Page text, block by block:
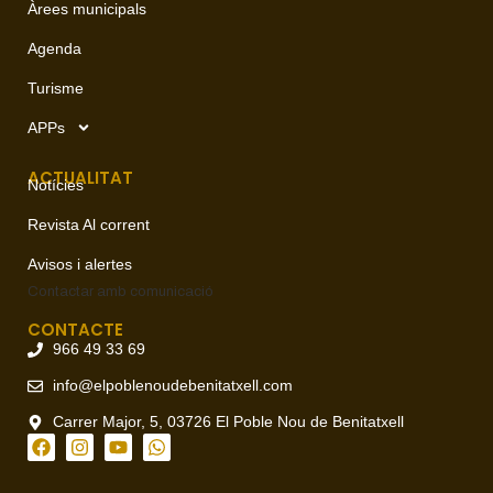
Àrees municipals
Agenda
Turisme
APPs
ACTUALITAT
Notícies
Revista Al corrent
Avisos i alertes
Contactar amb comunicació
CONTACTE
966 49 33 69
info@elpoblenoudebenitatxell.com
Carrer Major, 5, 03726 El Poble Nou de Benitatxell